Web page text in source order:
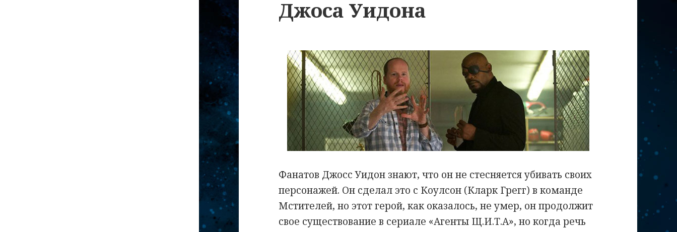
Джоса Уидона
Фанатов Джосс Уидон знают, что он не стесняется убивать своих
персонажей. Он сделал это с Коулсон (Кларк Грегг) в команде
Мстителей, но этот герой, как оказалось, не умер, он продолжит
свое существование в сериале «Агенты Щ.И.Т.А», но когда речь